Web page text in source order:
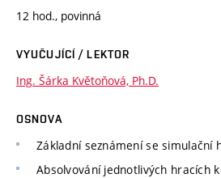
12 hod., povinná
VYUČUJÍCÍ / LEKTOR
Ing. Šárka Květoňová, Ph.D.
OSNOVA
Základní seznámení se simulační
Absolvování jednotlivých hracích